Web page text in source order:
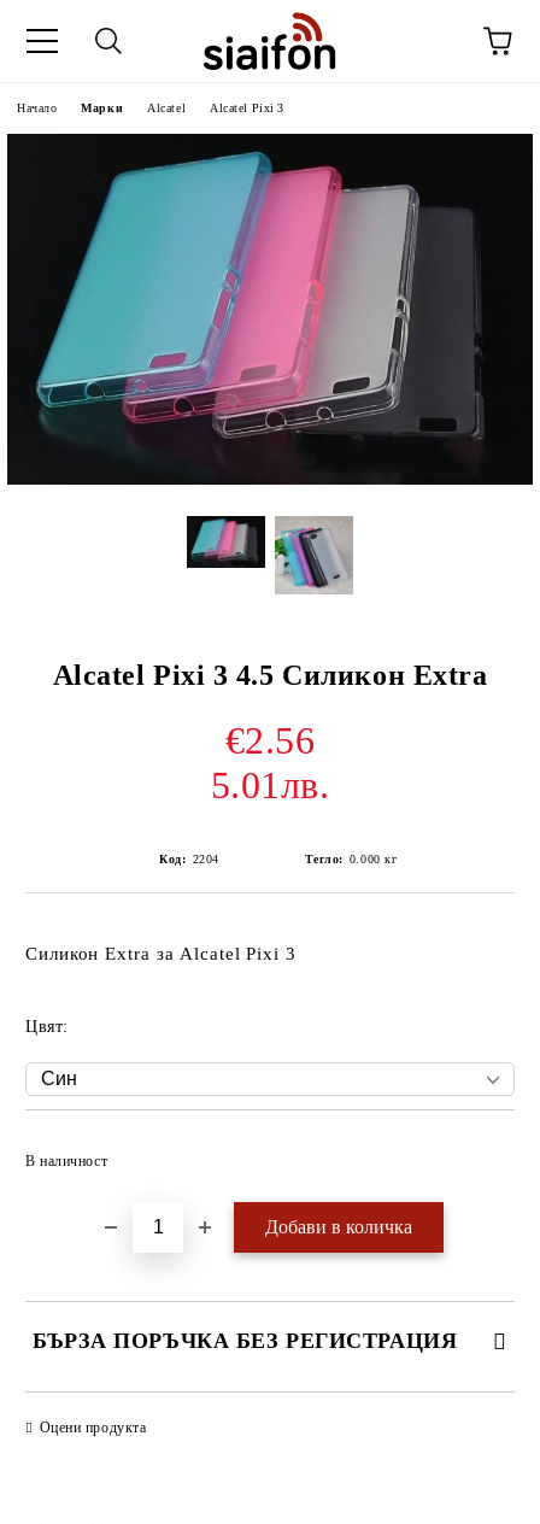
Начало Марки Alcatel Alcatel Pixi 3
Alcatel Pixi 3 4.5 Силикон Extra
€2.56
5.01лв.
Код: 2204 Тегло: 0.000 кг
Силикон Extra за Alcatel Pixi 3
Цвят:
В наличност
БЪРЗА ПОРЪЧКА БЕЗ РЕГИСТРАЦИЯ
Оцени продукта